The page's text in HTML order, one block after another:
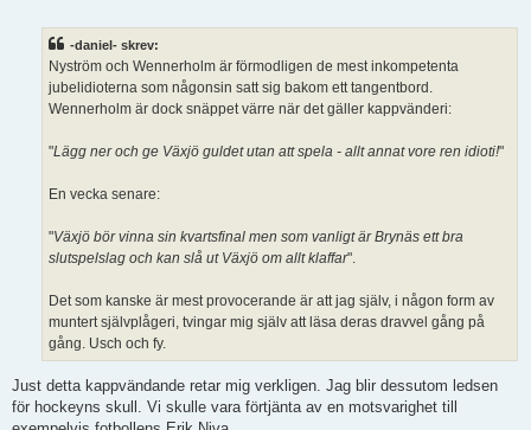
-daniel- skrev:
Nyström och Wennerholm är förmodligen de mest inkompetenta
jubelidioterna som någonsin satt sig bakom ett tangentbord.
Wennerholm är dock snäppet värre när det gäller kappvänderi:
"Lägg ner och ge Växjö guldet utan att spela - allt annat vore ren idioti!"
En vecka senare:
"Växjö bör vinna sin kvartsfinal men som vanligt är Brynäs ett bra
slutspelslag och kan slå ut Växjö om allt klaffar".
Det som kanske är mest provocerande är att jag själv, i någon form av
muntert självplågeri, tvingar mig själv att läsa deras dravvel gång på
gång. Usch och fy.
Just detta kappvändande retar mig verkligen. Jag blir dessutom ledsen
för hockeyns skull. Vi skulle vara förtjänta av en motsvarighet till